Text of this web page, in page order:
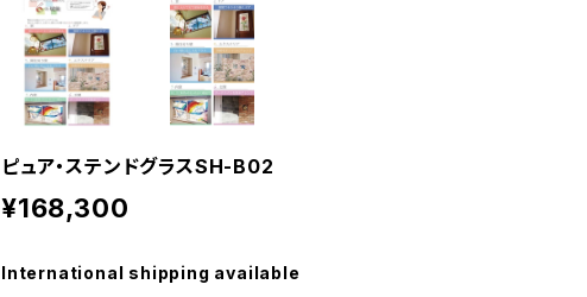
ピュア・ステンドグラスSH-B02
¥168,300
International shipping available